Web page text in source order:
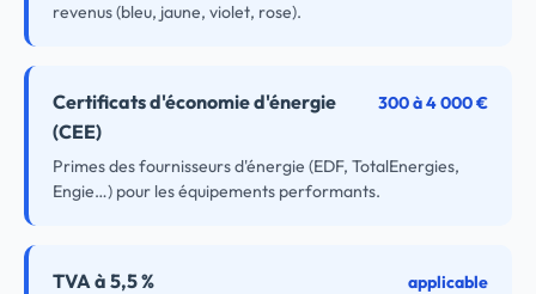
revenus (bleu, jaune, violet, rose).
Certificats d'économie d'énergie
(CEE)
300 à 4 000 €
Primes des fournisseurs d'énergie (EDF, TotalEnergies,
Engie…) pour les équipements performants.
TVA à 5,5 %
applicable